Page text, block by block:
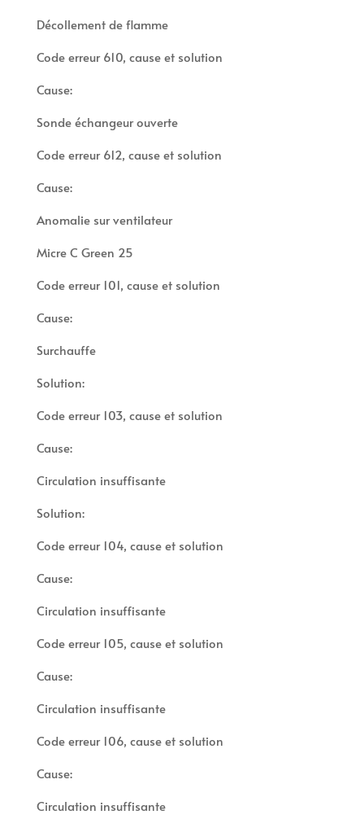
Décollement de flamme
Code erreur 610, cause et solution
Cause:
Sonde échangeur ouverte
Code erreur 612, cause et solution
Cause:
Anomalie sur ventilateur
Micre C Green 25
Code erreur 101, cause et solution
Cause:
Surchauffe
Solution:
Code erreur 103, cause et solution
Cause:
Circulation insuffisante
Solution:
Code erreur 104, cause et solution
Cause:
Circulation insuffisante
Code erreur 105, cause et solution
Cause:
Circulation insuffisante
Code erreur 106, cause et solution
Cause:
Circulation insuffisante